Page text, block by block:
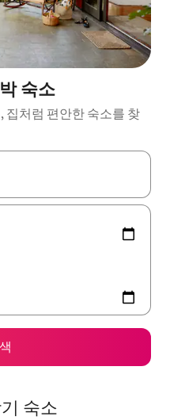
숙소
집처럼 편안한 숙소를 찾
사용하거나 터치 또는 스와이
숙소